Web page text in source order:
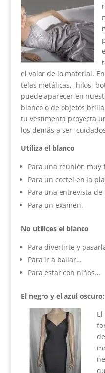
el valor de lo material.
telas metálicas, hilos,
puede aparecer en
blanco o de objetos
tu vestimenta proyecta
los demás a ser
Utiliza el blanco
Para una reunión muy
Para un coctel en la
Para una entrevista
Para un examen.
No utilices el blanco
Para divertirte y
Para ir a bailar…
Para estar con niños…
El negro y el azul